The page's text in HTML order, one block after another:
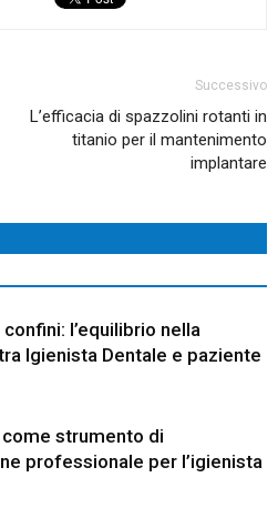
Successivo
L’efficacia di spazzolini rotanti in
titanio per il mantenimento
implantare
l’equilibrio nella
Igienista Dentale e paziente
strumento di
professionale per l’igienista